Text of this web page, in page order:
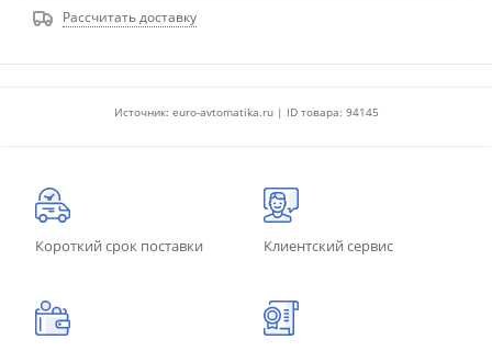
Рассчитать доставку
Источник: euro-avtomatika.ru | ID товара: 94145
Короткий срок поставки Клиентский сервис